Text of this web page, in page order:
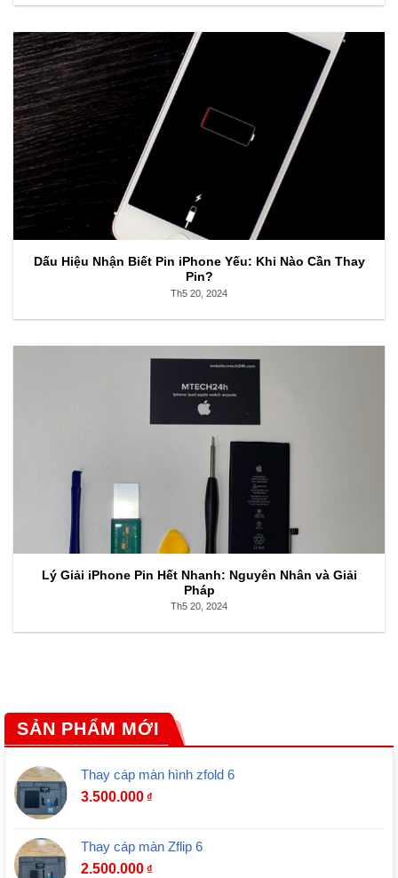
Dấu Hiệu Nhận Biết Pin iPhone Yếu: Khi Nào Cần Thay
Pin?
Th5 20, 2024
Lý Giải iPhone Pin Hết Nhanh: Nguyên Nhân và Giải
Pháp
Th5 20, 2024
SẢN PHẨM MỚI
Thay cáp màn hình zfold 6
3.500.000 ₫
Thay cáp màn Zflip 6
2.500.000 ₫